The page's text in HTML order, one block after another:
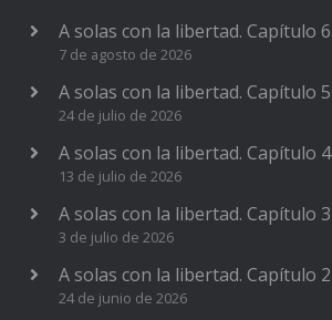
A solas con la libertad. Capítulo 6
7 de agosto de 2026
A solas con la libertad. Capítulo 5
24 de julio de 2026
A solas con la libertad. Capítulo 4
13 de julio de 2026
A solas con la libertad. Capítulo 3
3 de julio de 2026
A solas con la libertad. Capítulo 2
24 de junio de 2026